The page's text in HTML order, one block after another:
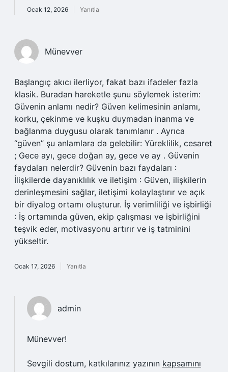
Ocak 12, 2026 Yanıtla
Münevver
Başlangıç akıcı ilerliyor, fakat bazı ifadeler fazla
klasik. Buradan hareketle şunu söylemek isterim:
Güvenin anlamı nedir? Güven kelimesinin anlamı,
korku, çekinme ve kuşku duymadan inanma ve
bağlanma duygusu olarak tanımlanır . Ayrıca
“güven” şu anlamlara da gelebilir: Yüreklilik, cesaret
; Gece ayı, gece doğan ay, gece ve ay . Güvenin
faydaları nelerdir? Güvenin bazı faydaları :
İlişkilerde dayanıklılık ve iletişim : Güven, ilişkilerin
derinleşmesini sağlar, iletişimi kolaylaştırır ve açık
bir diyalog ortamı oluşturur. İş verimliliği ve işbirliği
: İş ortamında güven, ekip çalışması ve işbirliğini
teşvik eder, motivasyonu artırır ve iş tatminini
yükseltir.
Ocak 17, 2026 Yanıtla
admin
Münevver!
Sevgili dostum, katkılarınız yazının kapsamını